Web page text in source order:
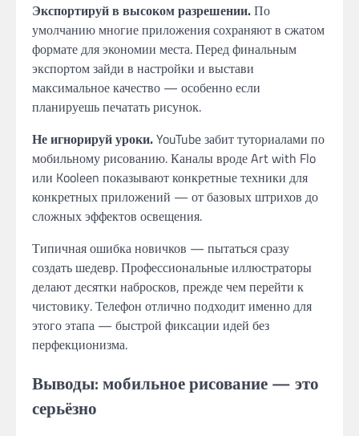
Экспортируй в высоком разрешении.По
умолчанию многие приложения сохраняют в сжатом
формате для экономии места. Перед финальным
экспортом зайди в настройки и выстави
максимальное качество — особенно если
планируешь печатать рисунок.
Не игнорируй уроки.YouTube забит туториалами по
мобильному рисованию. Каналы вроде Art with Flo
или Kooleen показывают конкретные техники для
конкретных приложений — от базовых штрихов до
сложных эффектов освещения.
Типичная ошибка новичков — пытаться сразу
создать шедевр. Профессиональные иллюстраторы
делают десятки набросков, прежде чем перейти к
чистовику. Телефон отлично подходит именно для
этого этапа — быстрой фиксации идей без
перфекционизма.
Выводы: мобильное рисование — это
серьёзно